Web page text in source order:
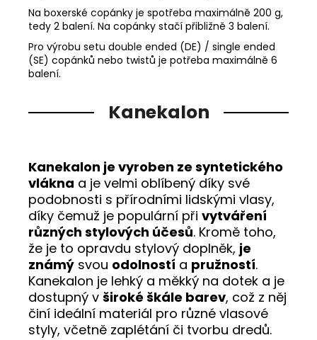
Na boxerské copánky je spotřeba maximálně 200 g,
tedy 2 balení. Na copánky stačí přibližně 3 balení.
Pro výrobu setu double ended (DE) / single ended
(SE) copánků nebo twistů je potřeba maximálně 6
balení.
Kanekalon
Kanekalon je vyroben ze syntetického
vlákna a je velmi oblíbený díky své
podobnosti s přírodními lidskými vlasy,
díky čemuž je populární při vytváření
různých stylových účesů. Kromě toho,
že je to opravdu stylový doplněk, je
známý svou odolností a pružností.
Kanekalon je lehký a měkký na dotek a je
dostupný v široké škále barev, což z něj
činí ideální materiál pro různé vlasové
styly, včetně zaplétání či tvorbu dredů.